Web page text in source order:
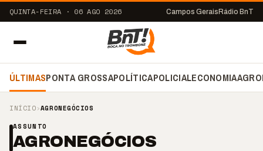
QUINTA-FEIRA · 06 AGO 2026 Campos Gerais Rádio BnT
ÚLTIMASPONTA GROSSAPOLÍTICAPOLICIALECONOMIA
INÍCIO›AGRONEGÓCIOS
ASSUNTO
AGRONEGÓCIOS